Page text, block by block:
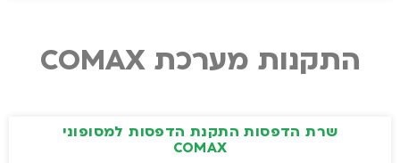
התקנות מערכת COMAX
שרת הדפסות התקנת הדפסות למסופוני
COMAX